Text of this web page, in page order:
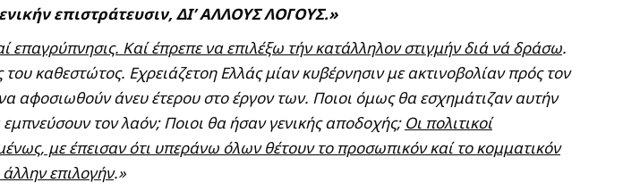
επιστράτευσιν, ΔΙ’ ΑΛΛΟΥΣ ΛΟΓΟΥΣ.»
επαγρύπνησις. Καί έπρεπε να επιλέξω τήν κατάλληλον στιγμήν διά νά δράσω.
καθεστώτος. Εχρειάζετοη Ελλάς μίαν κυβέρνησιν με ακτινοβολίαν πρός τον
αφοσιωθούν άνευ έτερου στο έργον των. Ποιοι όμως θα εσχημάτιζαν αυτήν
τον λαόν; Ποιοι θα ήσαν γενικής αποδοχής; Οι πολιτικοί
με έπεισαν ότι υπεράνω όλων θέτουν το προσωπικόν καί το κομματικόν
επιλογήν.»